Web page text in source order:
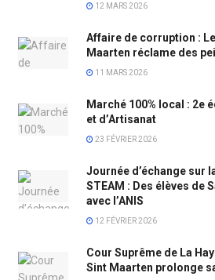
12 MARS 2026
Affaire de corruption :
Maarten réclame des
11 MARS 2026
Marché 100% local : 2e
et d’Artisanat
23 FÉVRIER 2026
Journée d’échange sur
STEAM : Des élèves de
avec l’ANIS
12 FÉVRIER 2026
Cour Suprême de La
Sint Maarten prolonge